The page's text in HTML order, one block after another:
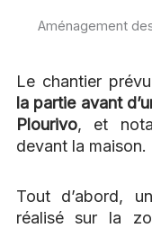
Aménagement
Le chantier
la partie avant
Plourivo, et
devant la maison.
Tout d’abord,
réalisé sur la